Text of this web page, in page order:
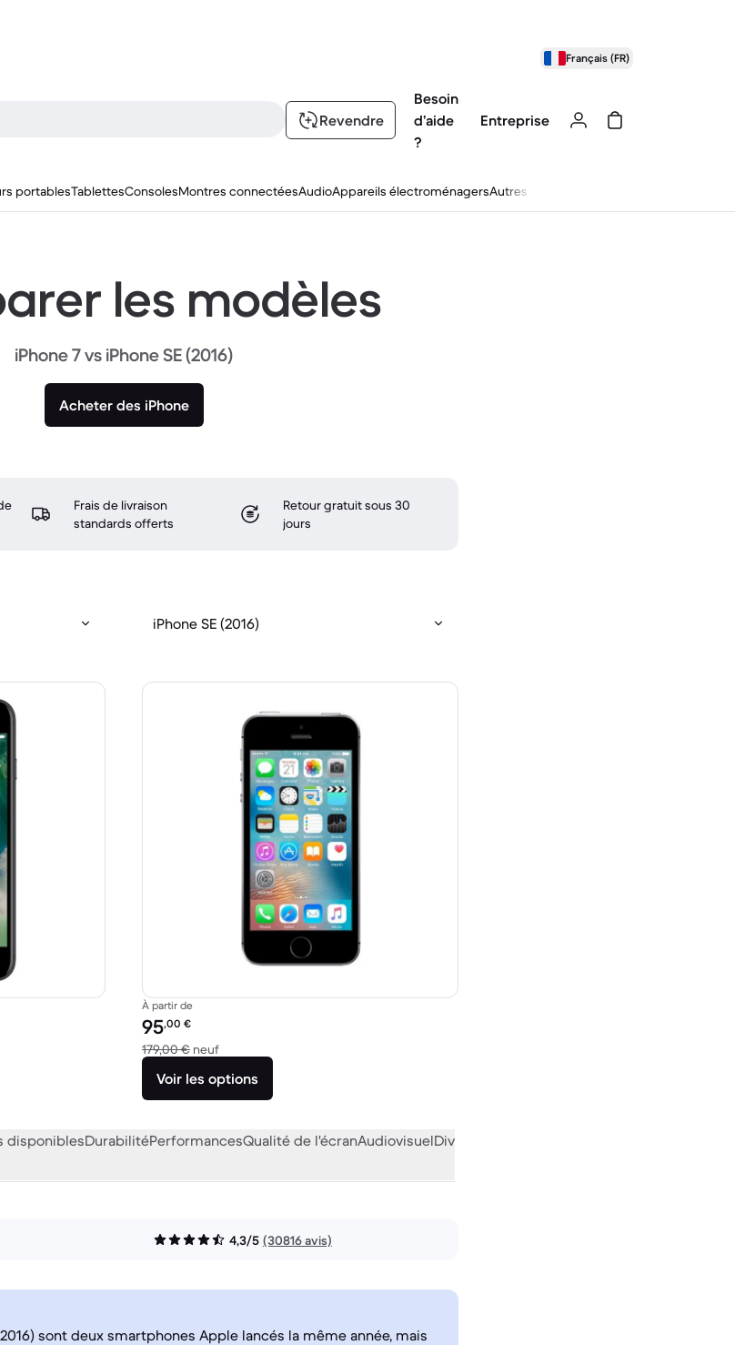
Français (FR)
Revendre
Besoin
d’aide
?
Entreprise
portablesTablettesConsolesMontres connectéesAudioAppareils électroménagersAutres
les modèles
iPhone 7 vs iPhone SE (2016)
Acheter des iPhone
Frais de livraison
standards offerts
Retour gratuit sous 30
jours
iPhone SE (2016)
À partir de
Prix reconditionné :
95,00 €
179,00 € neufcontre 179,00 € neuf
Voir les options
disponiblesDurabilitéPerformancesQualité de l'écranAudiovisuelDivers
4,3/5 (30816 avis)
sont deux smartphones Apple lancés la même année, mais